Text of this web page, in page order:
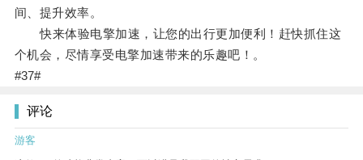
间、提升效率。
快来体验电擎加速，让您的出行更加便利！赶快抓住这
个机会，尽情享受电擎加速带来的乐趣吧！。
#37#
评论
游客